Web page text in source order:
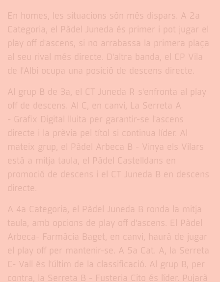
En homes, les situacions són més dispars. A 2a
Categoria, el Pàdel Juneda és primer i pot jugar el
play off d'ascens, si no arrabassa la primera plaça
al seu rival més directe. D'altra banda, el CP Vila
de l'Albi ocupa una posició de descens directe.
Al grup B de 3a, el CT Juneda R s'enfronta al play
off de descens. Al C, en canvi, La Serreta A
- Grafix Digital lluita per garantir-se l'ascens
directe i la prèvia pel títol si continua líder. Al
mateix grup, el Pàdel Arbeca B - Vinya els Vilars
està a mitja taula, el Pàdel Castelldans en
promoció de descens i el CT Juneda B en descens
directe.
A 4a Categoria, el Pàdel Juneda B ronda la mitja
taula, amb opcions de play off d'ascens. El Pàdel
Arbeca- Farmàcia Baget, en canvi, haurà de jugar
el play off per mantenir-se. A 5a Cat. A, la Serreta
C- Vall és l'últim de la classificació. Al grup B, per
contra, la Serreta B - Fusteria Cito és líder. Pujarà